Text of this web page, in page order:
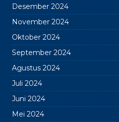
Desember 2024
November 2024
Oktober 2024
September 2024
Agustus 2024
Juli 2024
Juni 2024
Mei 2024